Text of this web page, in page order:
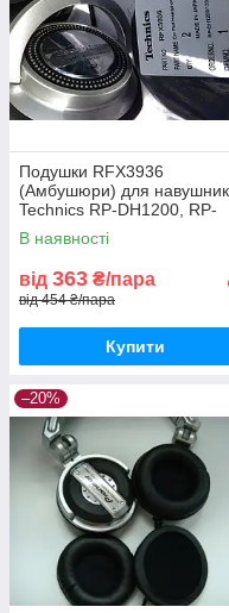
Подушки RFX3936
(Амбушюри) для
Technics RP-DH1200, RP-
DH1201, RP-DH1250
В наявності
від 363 ₴/пара
від 454 ₴/пара
Купити
–20%